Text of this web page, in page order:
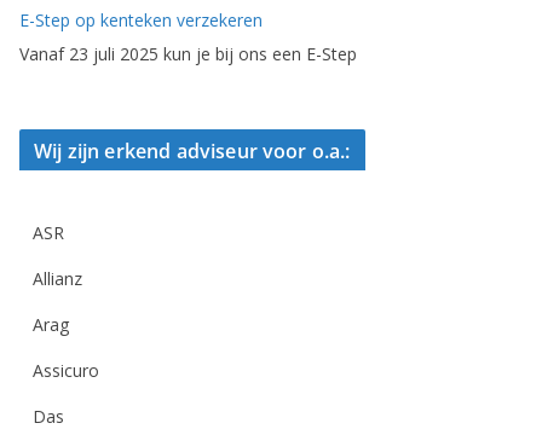
E-Step op kenteken verzekeren
Vanaf 23 juli 2025 kun je bij ons een E-Step
Wij zijn erkend adviseur voor o.a.:
ASR
Allianz
Arag
Assicuro
Das